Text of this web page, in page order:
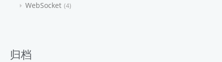
WebSocket 4
归档